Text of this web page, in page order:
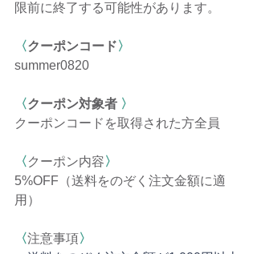
限前に終了する可能性があります。
〈クーポンコード〉
summer0820
〈クーポン対象者 〉
クーポンコードを取得された方全員
〈 クーポン内容〉
5%OFF（送料をのぞく注文金額に適
用）
〈注意事項〉